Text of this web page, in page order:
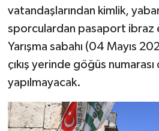
vatandaşlarından kimlik,
sporculardan pasaport ibraz
Yarışma sabahı (04 Mayıs
çıkış yerinde göğüs numarası
yapılmayacak.